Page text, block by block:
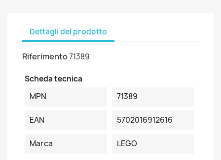
Dettagli del prodotto
Riferimento71389
Scheda tecnica
MPN
71389
EAN 5702016912616
Marca LEGO